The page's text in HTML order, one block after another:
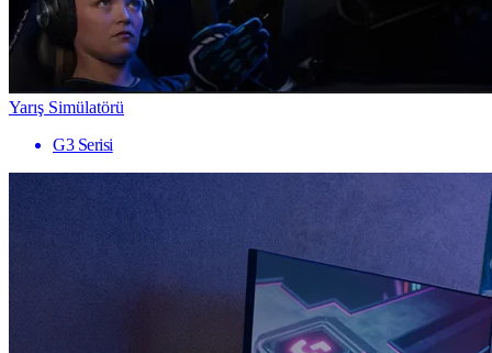
Yarış Simülatörü
G3 Serisi